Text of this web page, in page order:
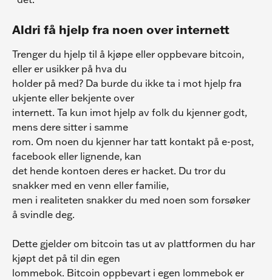
Aldri få hjelp fra noen over internett
Trenger du hjelp til å kjøpe eller oppbevare bitcoin,
eller er usikker på hva du
holder på med? Da burde du ikke ta i mot hjelp fra
ukjente eller bekjente over
internett. Ta kun imot hjelp av folk du kjenner godt,
mens dere sitter i samme
rom. Om noen du kjenner har tatt kontakt på e-post,
facebook eller lignende, kan
det hende kontoen deres er hacket. Du tror du
snakker med en venn eller familie,
men i realiteten snakker du med noen som forsøker
å svindle deg.
Dette gjelder om bitcoin tas ut av plattformen du har
kjøpt det på til din egen
lommebok. Bitcoin oppbevart i egen lommebok er